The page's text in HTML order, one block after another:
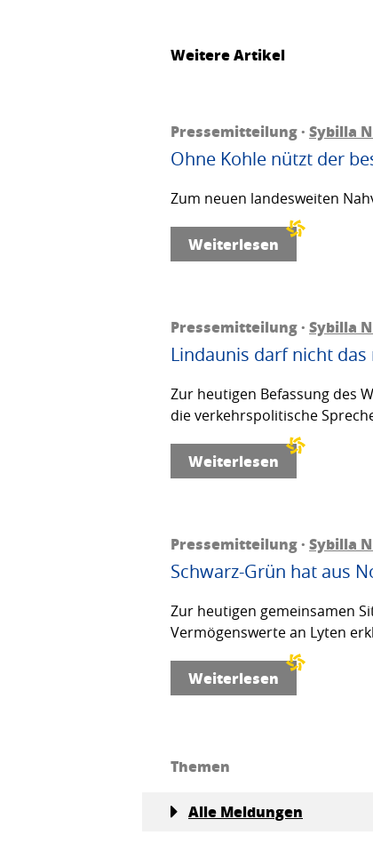
Weitere Artikel
Pressemitteilung · Sybilla
Ohne Kohle nützt der
Zum neuen landesweiten
Weiterlesen
Pressemitteilung · Sybilla
Lindaunis darf nicht
Zur heutigen Befassung des
die verkehrspolitische
Weiterlesen
Pressemitteilung · Sybilla
Schwarz-Grün hat aus
Zur heutigen gemeinsamen
Vermögenswerte an Lyten
Weiterlesen
Themen
Alle Meldungen